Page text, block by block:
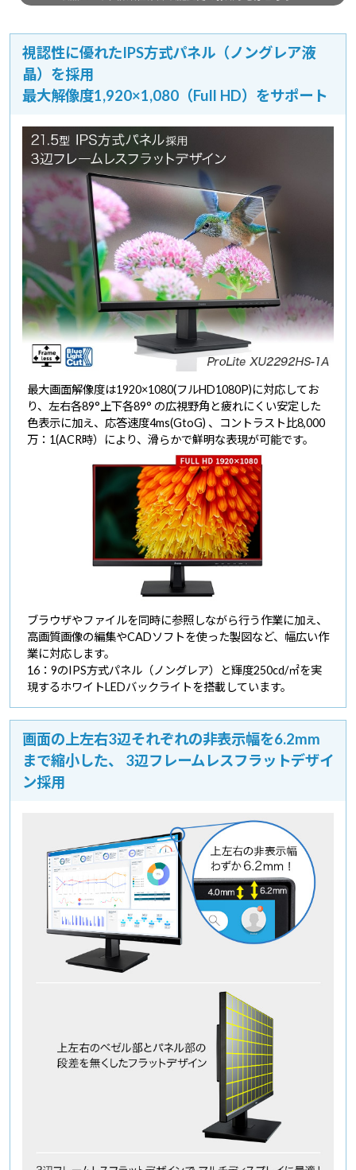
視認性に優れたIPS方式パネル（ノングレア液
晶）を採用
最大解像度1,920×1,080（Full HD）をサポート
最大画面解像度は1920×1080(フルHD1080P)に対応してお
り、左右各89°上下各89° の広視野角と疲れにくい安定した
色表示に加え、応答速度4ms(GtoG) 、コントラスト比8,000
万：1(ACR時）により、滑らかで鮮明な表現が可能です。
ブラウザやファイルを同時に参照しながら行う作業に加え、
高画質画像の編集やCADソフトを使った製図など、幅広い作
業に対応します。
16：9のIPS方式パネル（ノングレア）と輝度250cd/㎡を実
現するホワイトLEDバックライトを搭載しています。
画面の上左右3辺それぞれの非表示幅を6.2mm
まで縮小した、
3辺フレームレスフラットデザイ
ン採用